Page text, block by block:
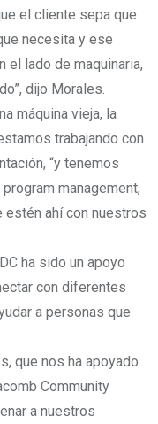
el cliente sepa que
necesita y ese
el lado de maquinaria,
dijo Morales.
máquina vieja, la
trabajando con
“y tenemos
management,
estén ahí con nuestros
ha sido un apoyo
con diferentes
a personas que
que nos ha apoyado
Community
a nuestros